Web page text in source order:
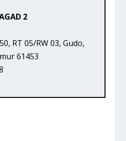
2
RT 05/RW 03, Gudo,
61453